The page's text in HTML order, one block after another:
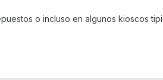
o incluso en algunos kioscos